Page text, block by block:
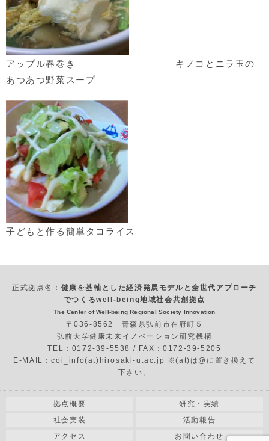
アップル春巻き
キノコとニラ玉の
あつあつ野菜スープ
子どもと作る簡単タコライス
正式拠点名： 健康を基軸とした経済発展モデルと全世代アプローチ
でつくるwell-being地域社会共創拠点
The Center of Well-being Regional Society Innovation
〒036-8562 青森県弘前市在府町５
弘前大学健康未来イノベーション研究機構
TEL：0172-39-5538 / FAX：0172-39-5205
E-MAIL：coi_info(at)hirosaki-u.ac.jp ※(at)は@に置き換えて
下さい。
拠点概要
研究・実績
社会実装
活動報告
アクセス
お問い合わせ